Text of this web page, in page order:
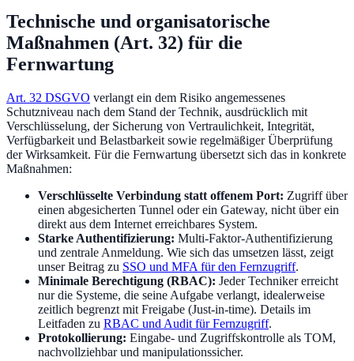
Technische und organisatorische
Maßnahmen (Art. 32) für die
Fernwartung
Art. 32 DSGVO verlangt ein dem Risiko angemessenes
Schutzniveau nach dem Stand der Technik, ausdrücklich mit
Verschlüsselung, der Sicherung von Vertraulichkeit, Integrität,
Verfügbarkeit und Belastbarkeit sowie regelmäßiger Überprüfung
der Wirksamkeit. Für die Fernwartung übersetzt sich das in konkrete
Maßnahmen:
Verschlüsselte Verbindung statt offenem Port: Zugriff über
einen abgesicherten Tunnel oder ein Gateway, nicht über ein
direkt aus dem Internet erreichbares System.
Starke Authentifizierung: Multi-Faktor-Authentifizierung
und zentrale Anmeldung. Wie sich das umsetzen lässt, zeigt
unser Beitrag zu SSO und MFA für den Fernzugriff.
Minimale Berechtigung (RBAC): Jeder Techniker erreicht
nur die Systeme, die seine Aufgabe verlangt, idealerweise
zeitlich begrenzt mit Freigabe (Just-in-time). Details im
Leitfaden zu RBAC und Audit für Fernzugriff.
Protokollierung: Eingabe- und Zugriffskontrolle als TOM,
nachvollziehbar und manipulationssicher.